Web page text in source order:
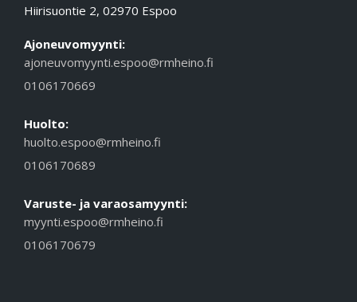
Hiirisuontie 2, 02970 Espoo
Ajoneuvomyynti:
ajoneuvomyynti.espoo@rmheino.fi
0106170669
Huolto:
huolto.espoo@rmheino.fi
0106170689
Varuste- ja varaosamyynti:
myynti.espoo@rmheino.fi
0106170679